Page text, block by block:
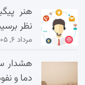
هنر
نظر
مرداد ۶, ۱۴۰۵
هشدار
دما و